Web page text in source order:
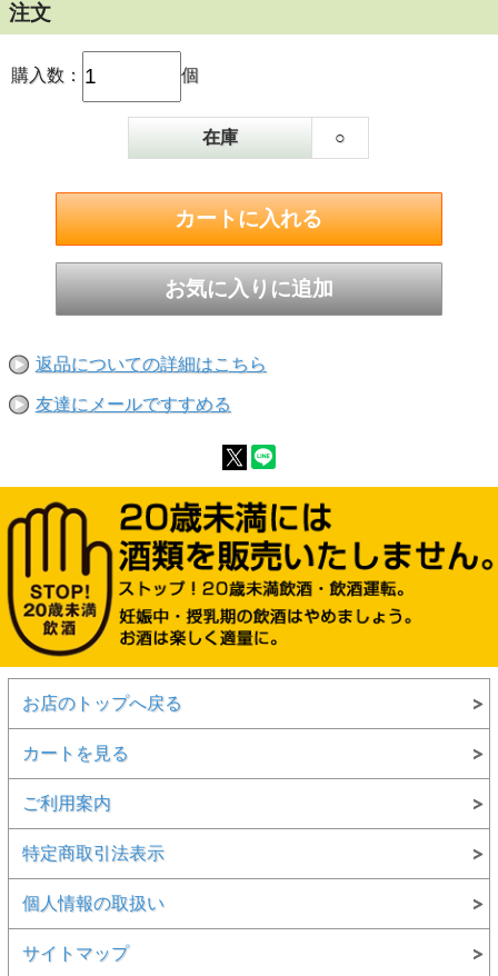
注文
購入数： 個
在庫 ○
返品についての詳細はこちら
友達にメールですすめる
お店のトップへ戻る
カートを見る
ご利用案内
特定商取引法表示
個人情報の取扱い
サイトマップ